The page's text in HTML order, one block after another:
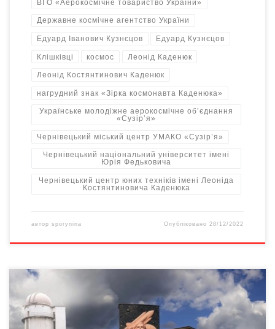
ВГО «Аерокосмічне товариство України»
Державне космічне агентство України
Едуард Іванович Кузнєцов Едуард Кузнєцов
Клішківці космос Леонід Каденюк
Леонід Костянтинович Каденюк
нагрудний знак «Зірка космонавта Каденюка»
Українське молодіжне аерокосмічне об’єднання
«Сузір’я»
Чернівецький міський центр УМАКО «Сузір’я»
Чернівецький національний університет імені
Юрія Федьковича
Чернівецький центр юних техніків імені Леоніда
Костянтиновича Каденюка
автор sporynina Опубліковано 28/12/2022
Перша шкільна обсерваторія на Буковині планується у
Клішківцях, на батьківщині першого астронавта незалежної